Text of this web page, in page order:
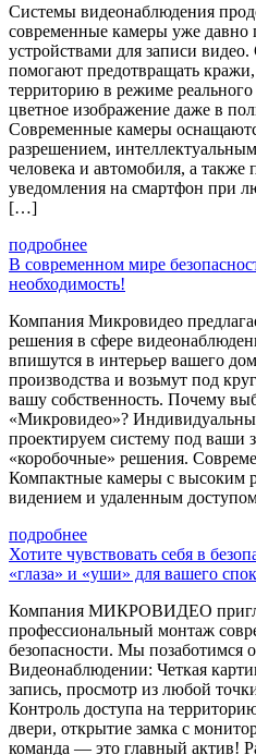
Системы видеонаблюдения
современные камеры уже давно
устройствами для записи
помогают предотвращать
территорию в режиме
цветное изображение даже в
Современные камеры
разрешением,
человека и автомобиля, а также
уведомления на смартфон при
[…]
подробнее
В современном мире
необходимость!
Компания Микровидео
решения в сфере
впишутся в интерьер вашего
производства и возьмут под
вашу собственность. Почему
«Микровидео»?
проектируем систему под ваши
«коробочные» решения.
Компактные камеры с высоким
видением и удаленным
подробнее
Хотите чувствовать себя в
«глаза» и «уши» для вашего
Компания МИКРОВИДЕО
профессиональный монтаж
безопасности. Мы позаботимся
Видеонаблюдении: Четкая
запись, просмотр из любой
Контроль доступа на
двери, открытие замка с
команда — это главный актив!